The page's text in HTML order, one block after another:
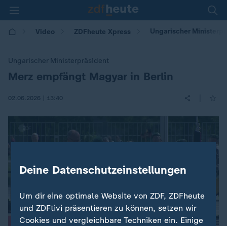
Video ZDFheute Xpress Ungarischer
Ungarischer Ministerpräsident
:Merz empfängt Magyar in Berlin
02.06.2026 | 13:40
Deine Datenschutzeinstellungen
Um dir eine optimale Website von ZDF, ZDFheute
und ZDFtivi präsentieren zu können, setzen wir
Cookies und vergleichbare Techniken ein. Einige